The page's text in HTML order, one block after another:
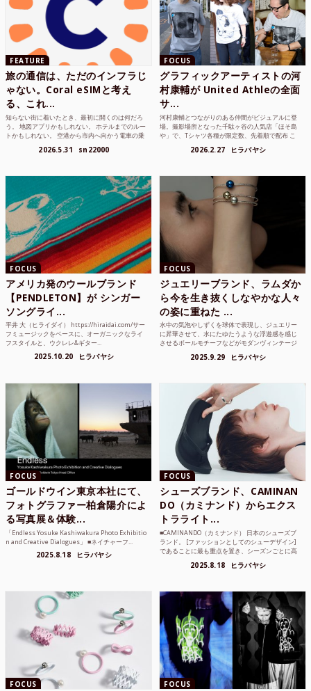
FEATURE
旅の通信は、ただのインフラじ
ゃない。Coral eSIMと考え
る、これ...
知らない街に着いたとき、最初に開くのは何だろ
う。 地図アプリかもしれない。 ホテルまでのルー
トかもしれない。 空港から市内へ向かう電車の乗
2026.5.31 sn22000
FOCUS
グラフィックアーティストの河
村康輔が United Athleの全面
サ...
河村康輔とつながりのある仲間がビジュアルに登
場。撮影場所となった千駄ヶ谷の人気店「ほそ島
や」で、Tシャツ各種が限定数、先着順で配布 こ
2026.2.27 ヒラバヤシ
FOCUS
アメリカ発のウールブランド
【PENDLETON】が シンガー
ソングライ...
平井 大（ヒライダイ） https://hiraidai.com/サー
フミュージックをベースに、オーガニックなライ
フスタイルと、ウクレレ&ギター...
2025.10.20 ヒラバヤシ
FOCUS
ジュエリーブランド、ラムダか
ら今を生き抜くしなやかな人々
の姿に重ねた ...
水中の気泡やしずくを球体で表現し、ジュエリー
に昇華させて、水にたゆたうような浮遊感を感じ
させるボールモチーフなどがモダンヴィンテージ
2025.9.29 ヒラバヤシ
FOCUS
ゴールドウイン東京本社にて、
フォトグラファー柏倉陽介によ
る写真展＆体験...
「Endless Yosuke Kashiwakura Photo Exhibitio
n and Creative Dialogues」 ■ネイチャーフ...
2025.8.18 ヒラバヤシ
FOCUS
シューズブランド、CAMINAN
DO（カミナンド）からエクス
トラライト...
■CAMINANDO（カミナンド） 日本のシューズブ
ランド。 [ファッションとしてのシューデザイン]
であることに最も重点を置き、シーズンごとに高
2025.8.18 ヒラバヤシ
FOCUS FOCUS